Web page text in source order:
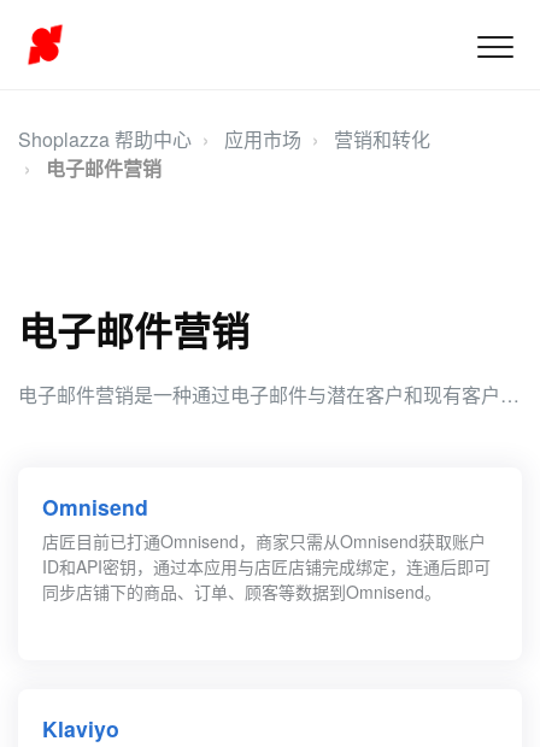
Shoplazza 帮助中心 应用市场
营销和转化
电子邮件营销
电子邮件营销
电子邮件营销是一种通过电子邮件与潜在客户和现有客户进行沟通和推广的营销策略，可以帮助您与客户建立联系、提高品牌认知和促进销售增长。
Omnisend
店匠目前已打通Omnisend，商家只需从Omnisend获取账户
ID和API密钥，通过本应用与店匠店铺完成绑定，连通后即可
同步店铺下的商品、订单、顾客等数据到Omnisend。
Klaviyo